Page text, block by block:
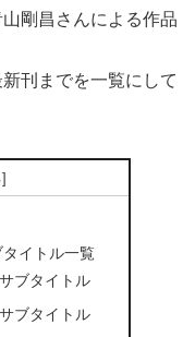
剛昌さんによる作品
刊までを一覧にして
イトル一覧
ブタイトル
ブタイトル